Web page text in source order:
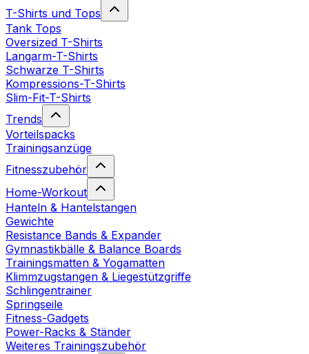
T-Shirts und Tops
Tank Tops
Oversized T-Shirts
Langarm-T-Shirts
Schwarze T-Shirts
Kompressions-T-Shirts
Slim-Fit-T-Shirts
Trends
Vorteilspacks
Trainingsanzüge
Fitnesszubehör
Home-Workout
Hanteln & Hantelstangen
Gewichte
Resistance Bands & Expander
Gymnastikbälle & Balance Boards
Trainingsmatten & Yogamatten
Klimmzugstangen & Liegestützgriffe
Schlingentrainer
Springseile
Fitness-Gadgets
Power-Racks & Ständer
Weiteres Trainingszubehör